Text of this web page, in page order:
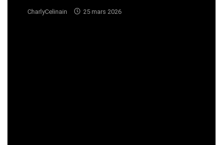
CharlyCelinain 25 mars 2026